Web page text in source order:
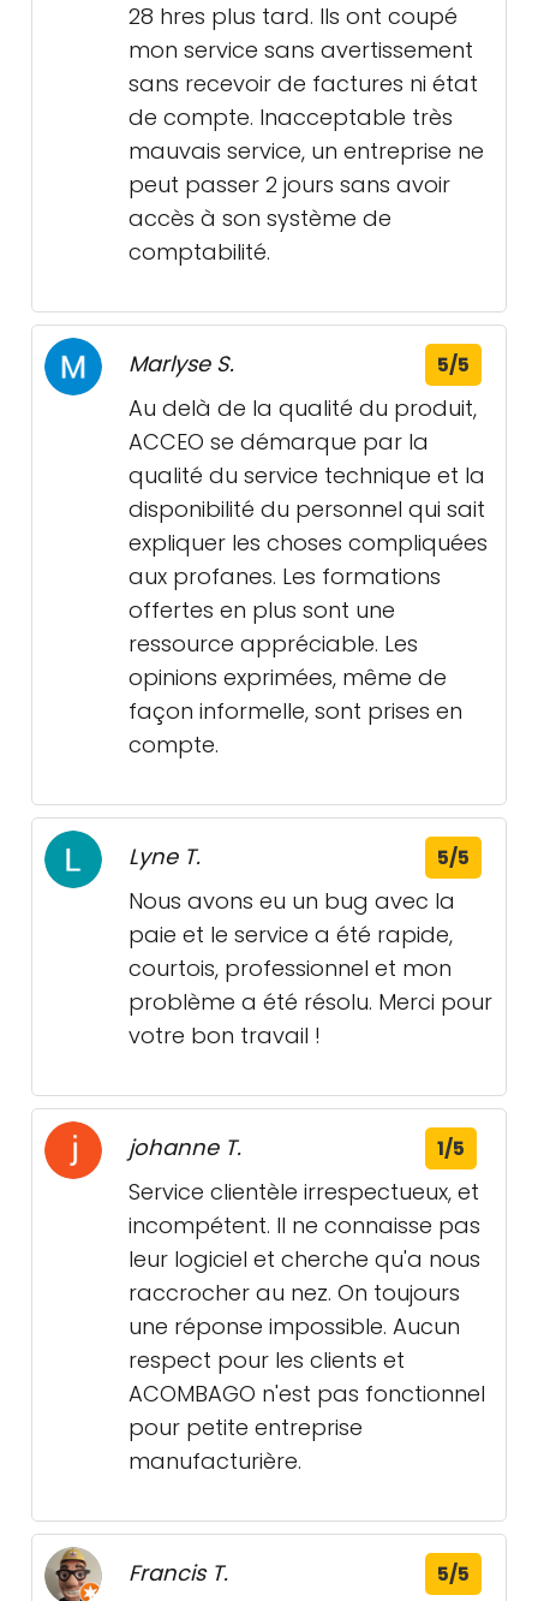
28 hres plus tard. Ils ont coupé
mon service sans avertissement
sans recevoir de factures ni état
de compte. Inacceptable très
mauvais service, un entreprise ne
peut passer 2 jours sans avoir
accès à son système de
comptabilité.
Marlyse S. 5/5
Au delà de la qualité du produit,
ACCEO se démarque par la
qualité du service technique et la
disponibilité du personnel qui sait
expliquer les choses compliquées
aux profanes. Les formations
offertes en plus sont une
ressource appréciable. Les
opinions exprimées, même de
façon informelle, sont prises en
compte.
Lyne T. 5/5
Nous avons eu un bug avec la
paie et le service a été rapide,
courtois, professionnel et mon
problème a été résolu. Merci pour
votre bon travail !
johanne T. 1/5
Service clientèle irrespectueux, et
incompétent. Il ne connaisse pas
leur logiciel et cherche qu'a nous
raccrocher au nez. On toujours
une réponse impossible. Aucun
respect pour les clients et
ACOMBAGO n'est pas fonctionnel
pour petite entreprise
manufacturière.
Francis T. 5/5